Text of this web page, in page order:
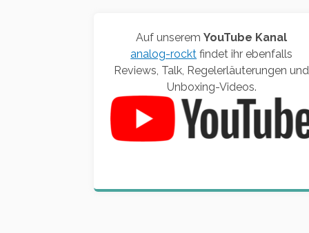
Auf unseremYouTube Kanal
analog-rockt findet ihr ebenfalls
Reviews, Talk, Regelerläuterungen und
Unboxing-Videos.